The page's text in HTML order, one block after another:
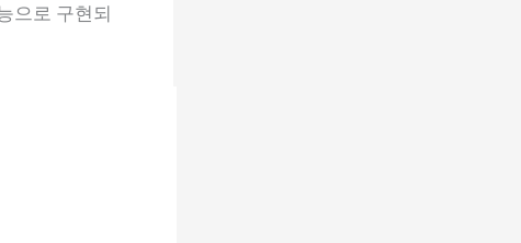
으로 구현되